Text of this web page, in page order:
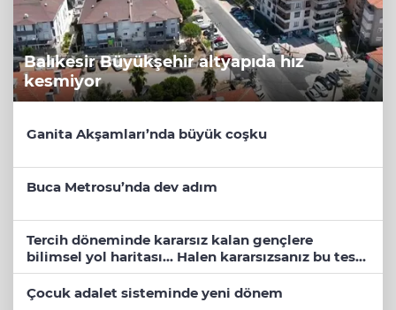
Balıkesir Büyükşehir altyapıda hız
kesmiyor
Ganita Akşamları’nda büyük coşku
Buca Metrosu’nda dev adım
Tercih döneminde kararsız kalan gençlere
bilimsel yol haritası... Halen kararsızsanız bu testi
çözün!
Çocuk adalet sisteminde yeni dönem